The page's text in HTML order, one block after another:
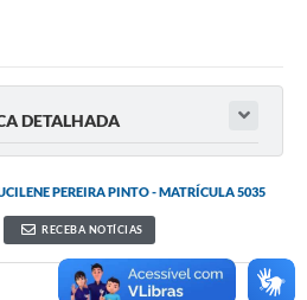
DETALHADA
PEREIRA PINTO - MATRÍCULA 5035
RECEBA NOTÍCIAS